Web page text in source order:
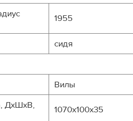
1955
сидя
Вилы
ДхШхВ,
1070x100x35